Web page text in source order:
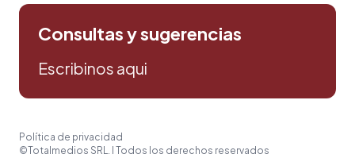
Consultas y sugerencias
Escribinos aqui
Política de privacidad
©Totalmedios SRL. | Todos los derechos reservados